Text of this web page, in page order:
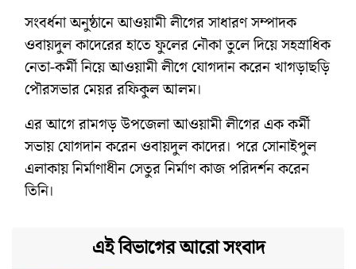
সংবর্ধনা অনুষ্ঠানে আওয়ামী লীগের সাধারণ সম্পাদক
ওবায়দুল কাদেরের হাতে ফুলের নৌকা তুলে দিয়ে সহস্রাধিক
নেতা-কর্মী নিয়ে আওয়ামী লীগে যোগদান করেন খাগড়াছড়ি
পৌরসভার মেয়র রফিকুল আলম।
এর আগে রামগড় উপজেলা আওয়ামী লীগের এক কর্মী
সভায় যোগদান করেন ওবায়দুল কাদের। পরে সোনাইপুল
এলাকায় নির্মাণাধীন সেতুর নির্মাণ কাজ পরিদর্শন করেন
তিনি।
এই বিভাগের আরো সংবাদ